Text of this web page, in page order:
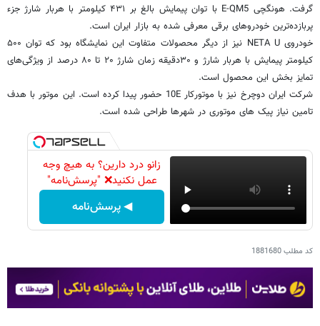
گرفت. هونگچی E-QM5 با توان پیمایش بالغ بر ۴۳۱ کیلومتر با هربار شارژ جزء
پربازده‌ترین خودروهای برقی معرفی شده به بازار ایران است.
خودروی NETA U نیز از دیگر محصولات متفاوت این نمایشگاه بود که توان ۵۰۰
کیلومتر پیمایش با هربار شارژ و ۳۰دقیقه زمان شارژ ۲۰ تا ۸۰ درصد از ویژگی‌های
تمایز بخش این محصول است.
شرکت ایران دوچرخ نیز با موتورکار 10E حضور پیدا کرده است. این موتور با هدف
تامین نیاز پیک های موتوری در شهرها طراحی شده است.
زانو درد دارین؟ به هیچ وجه
عمل نکنید❌ "پرسش‌نامه"
◀ پرسش‌نامه
کد مطلب1881680